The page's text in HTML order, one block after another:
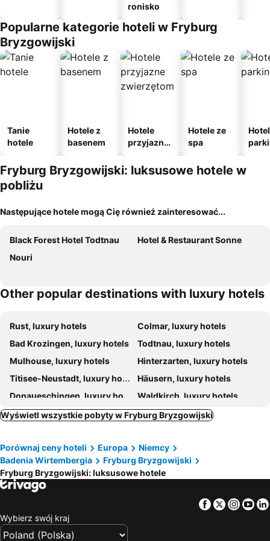
ronisko
Popularne kategorie hoteli w Fryburg
Bryzgowijski
Tanie
hotele
Hotele z
basenem
Hotele
przyjazne
m
Hotele ze
spa
Fryburg Bryzgowijski: luksusowe hotele w
pobliżu
Następujące hotele mogą Cię również zainteresować...
Black Forest Hotel Todtnau
Hotel & Restaurant Sonne
Nouri
Other popular destinations with luxury hotels
Rust, luxury hotels
Colmar, luxury hotels
Bad Krozingen, luxury hotels
Todtnau, luxury hotels
Mulhouse, luxury hotels
Hinterzarten, luxury hotels
Titisee-Neustadt, luxury hotels
Häusern, luxury hotels
Donaueschingen, luxury hotels
Waldkirch, luxury hotels
Rheinhausen, luxury hotels
Horben, luxury hotels
Hornberg, luxury hotels
Ensisheim, luxury hotels
Kappel-Grafenhausen, luxury hotels
Lenzkirch, luxury hotels
Kaysersberg, luxury hotels
Weil am Rhein, luxury hotels
Kirchzarten, luxury hotels
Glottertal, luxury hotels
Wyświetl wszystkie pobyty w Fryburg Bryzgowijski
Porównaj ceny hoteli Europa
Niemcy
Badenia Wirtembergia
Fryburg Bryzgowijski
Fryburg Bryzgowijski: luksusowe hotele
Facebook
Twitter
Wybierz swój kraj